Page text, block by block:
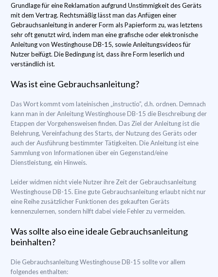
Grundlage für eine Reklamation aufgrund Unstimmigkeit des Geräts
mit dem Vertrag. Rechtsmäßig lässt man das Anfügen einer
Gebrauchsanleitung in anderer Form als Papierform zu, was letztens
sehr oft genutzt wird, indem man eine grafische oder elektronische
Anleitung von Westinghouse DB-15, sowie Anleitungsvideos für
Nutzer beifügt. Die Bedingung ist, dass ihre Form leserlich und
verständlich ist.
Was ist eine Gebrauchsanleitung?
Das Wort kommt vom lateinischen „instructio”, d.h. ordnen. Demnach
kann man in der Anleitung Westinghouse DB-15 die Beschreibung der
Etappen der Vorgehensweisen finden. Das Ziel der Anleitung ist die
Belehrung, Vereinfachung des Starts, der Nutzung des Geräts oder
auch der Ausführung bestimmter Tätigkeiten. Die Anleitung ist eine
Sammlung von Informationen über ein Gegenstand/eine
Dienstleistung, ein Hinweis.
Leider widmen nicht viele Nutzer ihre Zeit der Gebrauchsanleitung
Westinghouse DB-15. Eine gute Gebrauchsanleitung erlaubt nicht nur
eine Reihe zusätzlicher Funktionen des gekauften Geräts
kennenzulernen, sondern hilft dabei viele Fehler zu vermeiden.
Was sollte also eine ideale Gebrauchsanleitung
beinhalten?
Die Gebrauchsanleitung Westinghouse DB-15 sollte vor allem
folgendes enthalten: